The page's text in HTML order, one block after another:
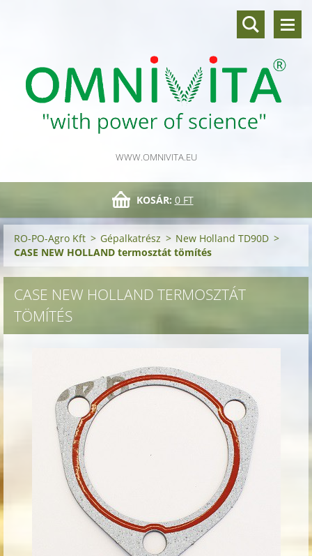
WWW.OMNIVITA.EU
KOSÁR: 0 FT
RO-PO-Agro Kft > Gépalkatrész > New Holland TD90D >
CASE NEW HOLLAND termosztát tömítés
CASE NEW HOLLAND TERMOSZTÁT
TÖMÍTÉS